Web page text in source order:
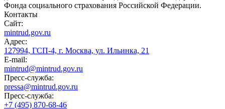
Фонда социального страхования Российской Федерации.
Контакты
Сайт:
mintrud.gov.ru
Адрес:
127994, ГСП-4, г. Москва, ул. Ильинка, 21
E-mail:
mintrud@mintrud.gov.ru
Пресс-служба:
pressa@mintrud.gov.ru
Пресс-служба:
+7 (495) 870-68-46